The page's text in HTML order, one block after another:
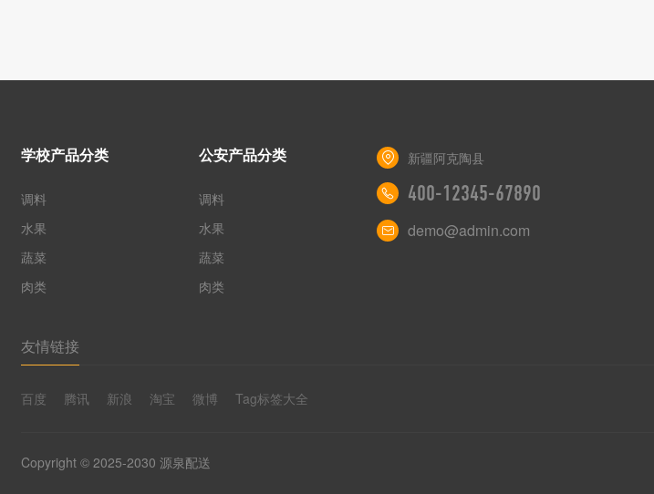
学校产品分类
调料
水果
蔬菜
肉类
公安产品分类
调料
水果
蔬菜
肉类
新疆阿克陶县
400-12345-67890
demo@admin.com
友情链接
百度 腾讯 新浪 淘宝 微博 Tag标签大全
Copyright © 2025-2030 源泉配送